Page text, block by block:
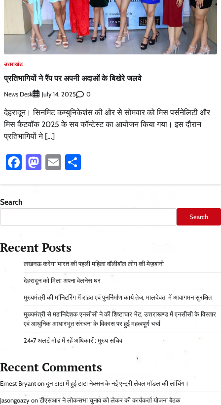
उत्तराखंड
प्रतिभागियों ने रैंप पर अपनी अदाओं के बिखेरे जलवे
News Desk July 14, 2025 0
देहरादून। सिनमिट कम्युनिकेशंस की ओर से सोमवार को मिस पर्सनेलिटी और
मिस कैटवॉक 2025 के सब कॉन्टेस्ट का आयोजन किया गया। इस दौरान
प्रतिभागियों ने […]
Facebook
Mastodon
Email
Search
Search
Recent Posts
लखनऊ करेगा भारत की पहली महिला वॉलीबॉल लीग की मेज़बानी
देहरादून को मिला अपना वेलनेस घर
मुख्यमंत्री की मॉनिटरिंग में राहत एवं पुनर्निर्माण कार्य तेज, मालदेवता में आवागमन सुरक्षित
मुख्यमंत्री से महानिदेशक एनसीसी ने की शिष्टाचार भेंट, उत्तराखण्ड में एनसीसी के विस्तार
एवं आधुनिक आधारभूत संरचना के विकास पर हुई महत्वपूर्ण चर्चा
24×7 अलर्ट मोड में रहें अधिकारी: मुख्य सचिव
Recent Comments
Ernest Bryant onदून टाटा में हुई टाटा नेक्सन के नई एन्ट्री लेवल मॉडल की लांचिंग।
Jasongoazy onटीएसआर ने लोकसभा चुनाव को लेकर की कार्यकर्ता योजना बैठक